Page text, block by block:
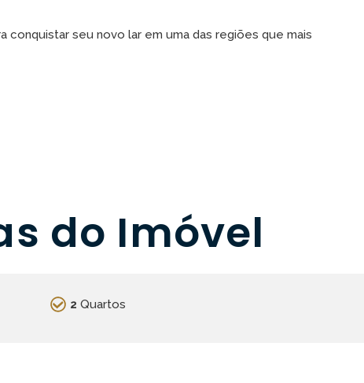
seu novo lar em uma das regiões que mais
do Imóvel
2 Quartos